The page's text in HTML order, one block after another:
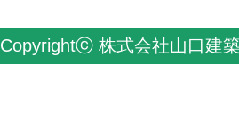
Copyrightⓒ 株式会社山口建